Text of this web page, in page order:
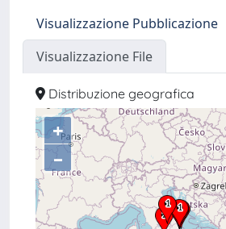
Visualizzazione Pubblicazione
Visualizzazione File
Distribuzione geografica
+
–